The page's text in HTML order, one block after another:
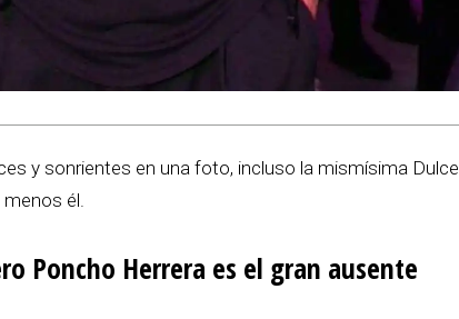
y sonrientes en una foto, incluso la mismísima Dulce
menos él.
Poncho Herrera es el gran ausente